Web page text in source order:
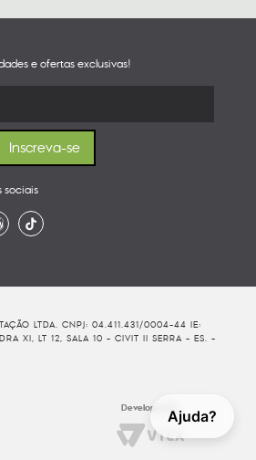
Ajuda?
e ofertas exclusivas!
sociais
LTDA. CNPJ: 04.411.431/0004-44 IE:
XI, LT 12, SALA 10 - CIVIT II SERRA - ES. -
Developed By